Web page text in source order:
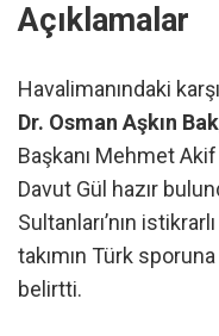
Açıklamalar
Havalimanındaki
Dr. Osman Aşkın Bak
Başkanı Mehmet
Davut Gül hazır
Sultanları’nın
takımın Türk
belirtti.